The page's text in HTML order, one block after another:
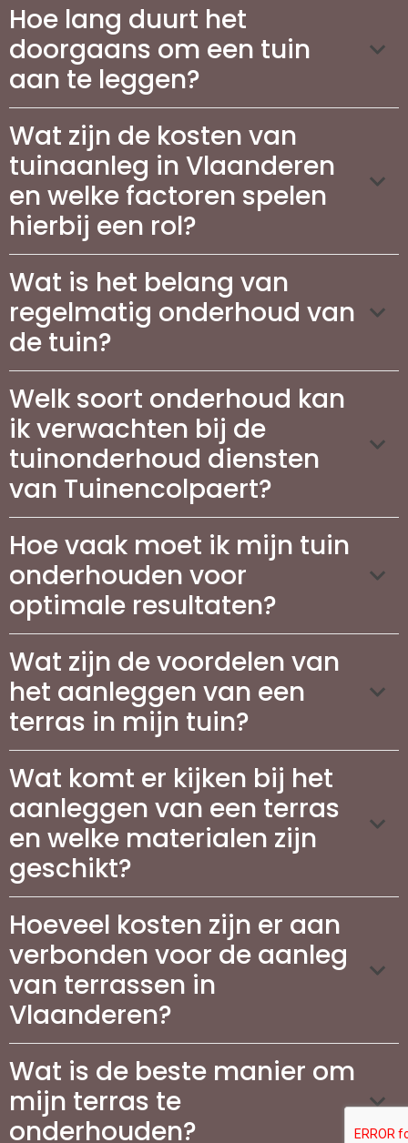
Hoe lang duurt het
doorgaans om een tuin
aan te leggen?
Wat zijn de kosten van
tuinaanleg in Vlaanderen
en welke factoren spelen
hierbij een rol?
Wat is het belang van
regelmatig onderhoud van
de tuin?
Welk soort onderhoud kan
ik verwachten bij de
tuinonderhoud diensten
van Tuinencolpaert?
Hoe vaak moet ik mijn tuin
onderhouden voor
optimale resultaten?
Wat zijn de voordelen van
het aanleggen van een
terras in mijn tuin?
Wat komt er kijken bij het
aanleggen van een terras
en welke materialen zijn
geschikt?
Hoeveel kosten zijn er aan
verbonden voor de aanleg
van terrassen in
Vlaanderen?
Wat is de beste manier om
mijn terras te
onderhouden?